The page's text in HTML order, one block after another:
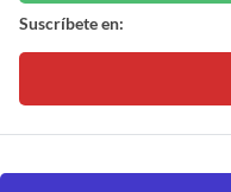
Suscríbete en: